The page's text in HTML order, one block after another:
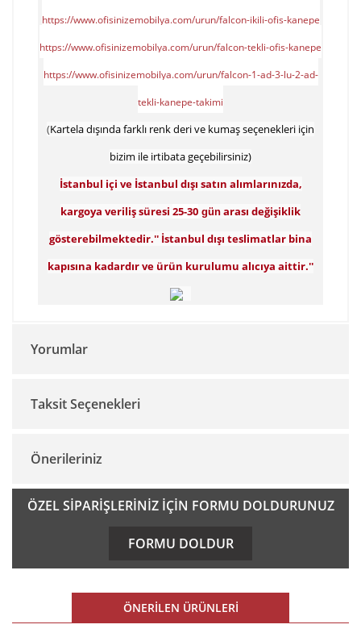
https://www.ofisinizemobilya.com/urun/falcon-ikili-ofis-kanepe
https://www.ofisinizemobilya.com/urun/falcon-tekli-ofis-kanepe
https://www.ofisinizemobilya.com/urun/falcon-1-ad-3-lu-2-ad-
tekli-kanepe-takimi
(Kartela dışında farklı renk deri ve kumaş seçenekleri için
bizim ile irtibata geçebilirsiniz)
İstanbul içi ve İstanbul dışı satın alımlarınızda,
kargoya veriliş süresi 25-30 gün arası değişiklik
gösterebilmektedir.'' İstanbul dışı teslimatlar bina
kapısına kadardır ve ürün kurulumu alıcıya aittir.''
Yorumlar
Bu ürüne ilk yorumu siz yapın!
Taksit Seçenekleri
Önerileriniz
Bu ürünün fiyat bilgisi, resim, ürün açıklamalarında ve diğer
konularda yetersiz gördüğünüz noktaları öneri formunu
kullanarak tarafımıza iletebilirsiniz.
Ürün resmi kalitesiz, bozuk veya görüntülenemiyor.
Ürün açıklamasında eksik bilgiler bulunuyor.
ÖZEL SİPARİŞLERİNİZ İÇİN FORMU DOLDURUNUZ
FORMU DOLDUR
ÖNERİLEN ÜRÜNLERİ